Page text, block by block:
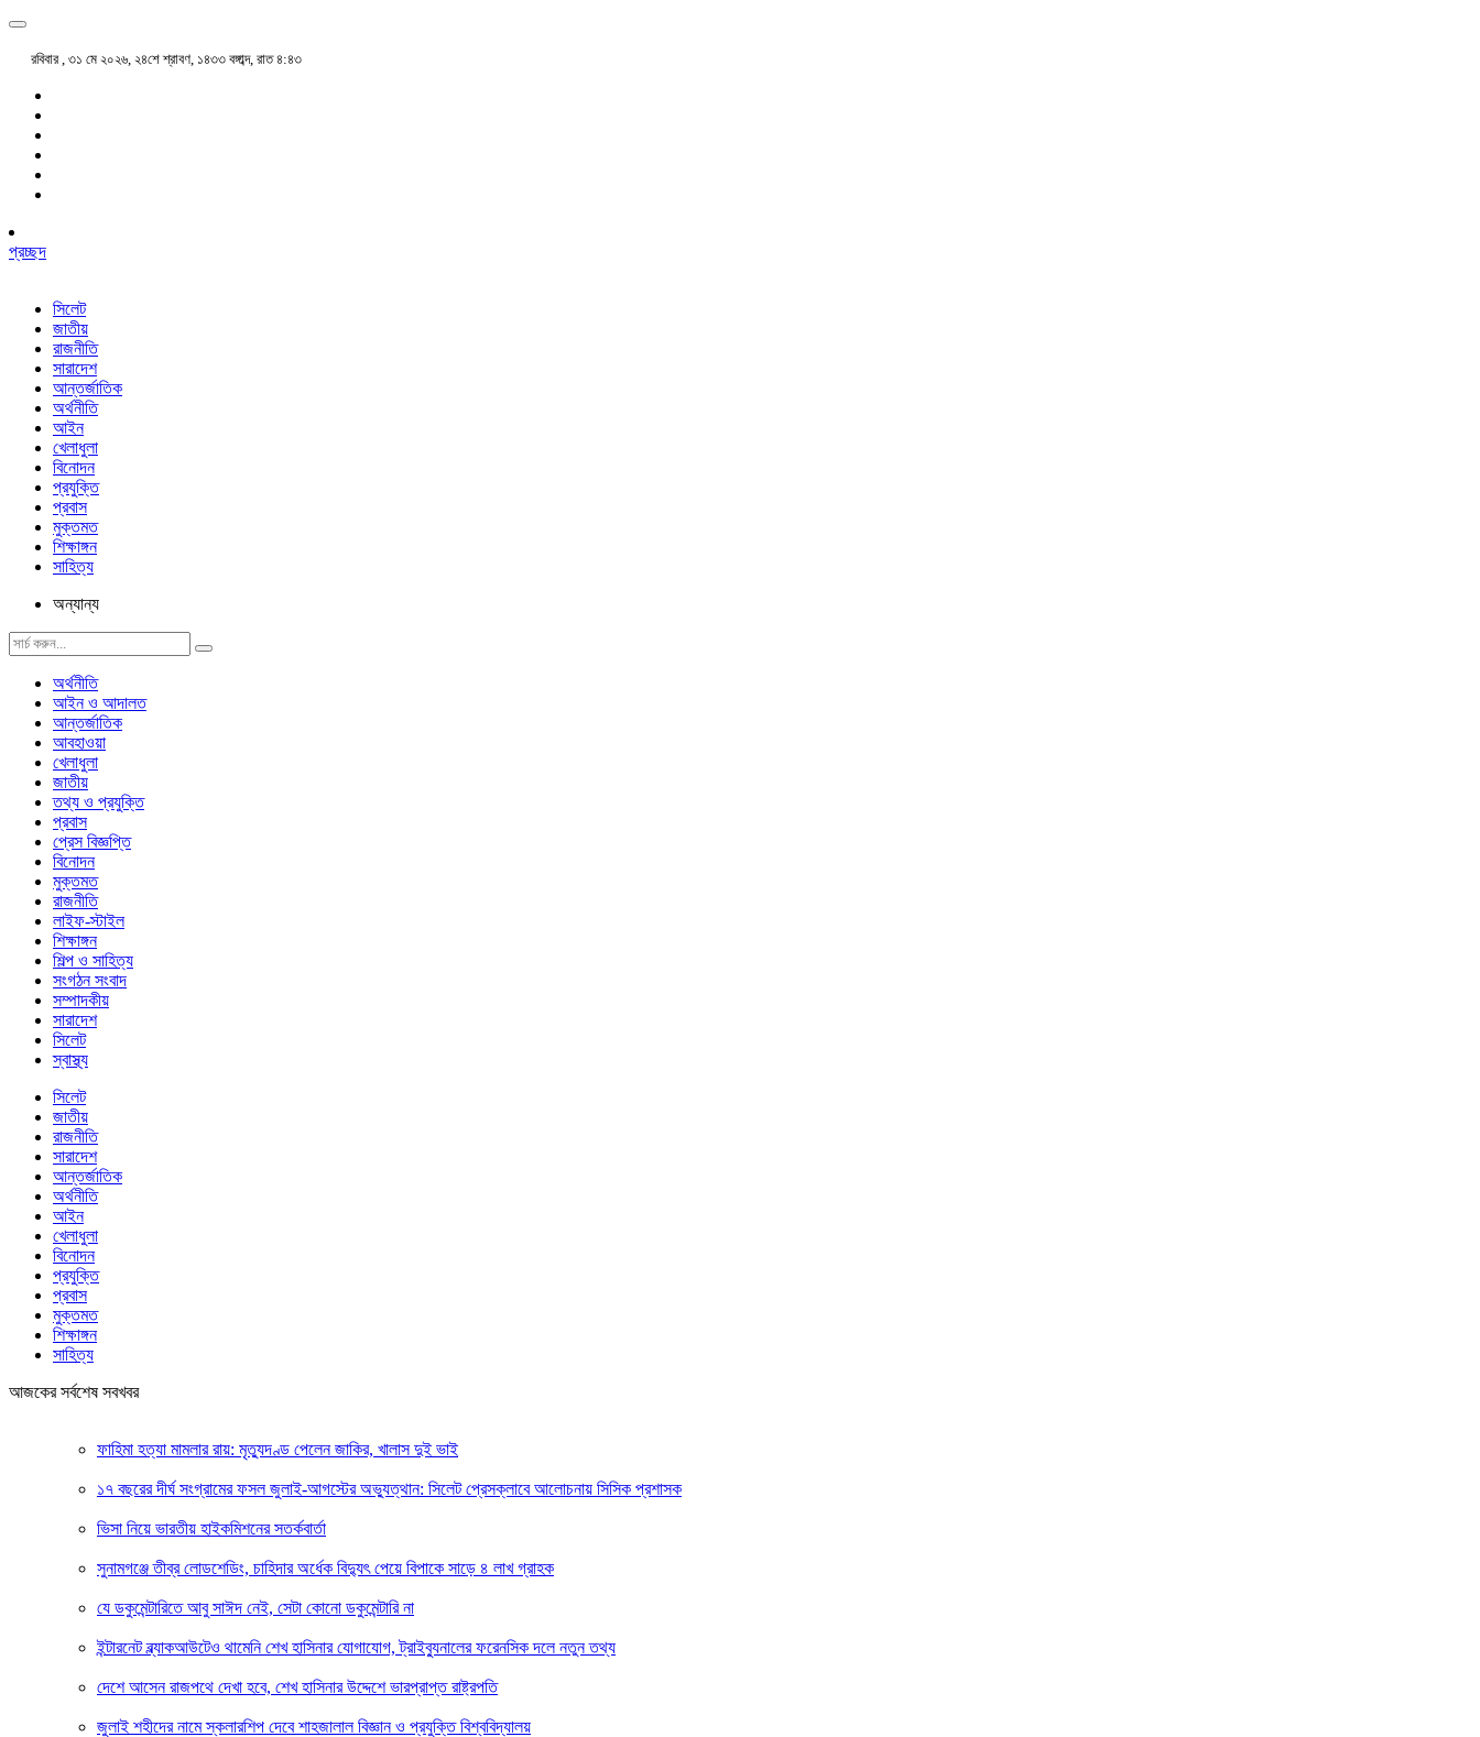
রবিবার , ৩১ মে ২০২৬, ২৪শে শ্রাবণ, ১৪৩৩ বঙ্গাব্দ, রাত ৪:৪৩
প্রচ্ছদ
সিলেট
জাতীয়
রাজনীতি
সারাদেশ
আন্তর্জাতিক
অর্থনীতি
আইন
খেলাধুলা
বিনোদন
প্রযুক্তি
প্রবাস
মুক্তমত
শিক্ষাঙ্গন
সাহিত্য
অন্যান্য
অর্থনীতি
আইন ও আদালত
আন্তর্জাতিক
আবহাওয়া
খেলাধুলা
জাতীয়
তথ্য ও প্রযুক্তি
প্রবাস
প্রেস বিজ্ঞপ্তি
বিনোদন
মুক্তমত
রাজনীতি
লাইফ-স্টাইল
শিক্ষাঙ্গন
শিল্প ও সাহিত্য
সংগঠন সংবাদ
সম্পাদকীয়
সারাদেশ
সিলেট
স্বাস্থ্য
সিলেট
জাতীয়
রাজনীতি
সারাদেশ
আন্তর্জাতিক
অর্থনীতি
আইন
খেলাধুলা
বিনোদন
প্রযুক্তি
প্রবাস
মুক্তমত
শিক্ষাঙ্গন
সাহিত্য
আজকের সর্বশেষ সবখবর
ফাহিমা হত্যা মামলার রায়: মৃত্যুদণ্ড পেলেন জাকির, খালাস দুই ভাই
১৭ বছরের দীর্ঘ সংগ্রামের ফসল জুলাই-আগস্টের অভ্যুত্থান: সিলেট প্রেসক্লাবে আলোচনায় সিসিক প্রশাসক
ভিসা নিয়ে ভারতীয় হাইকমিশনের সতর্কবার্তা
সুনামগঞ্জে তীব্র লোডশেডিং, চাহিদার অর্ধেক বিদ্যুৎ পেয়ে বিপাকে সাড়ে ৪ লাখ গ্রাহক
যে ডকুমেন্টারিতে আবু সাঈদ নেই, সেটা কোনো ডকুমেন্টারি না
ইন্টারনেট ব্ল্যাকআউটেও থামেনি শেখ হাসিনার যোগাযোগ, ট্রাইব্যুনালের ফরেনসিক দলে নতুন তথ্য
দেশে আসেন রাজপথে দেখা হবে, শেখ হাসিনার উদ্দেশে ভারপ্রাপ্ত রাষ্ট্রপতি
জুলাই শহীদের নামে স্কলারশিপ দেবে শাহজালাল বিজ্ঞান ও প্রযুক্তি বিশ্ববিদ্যালয়